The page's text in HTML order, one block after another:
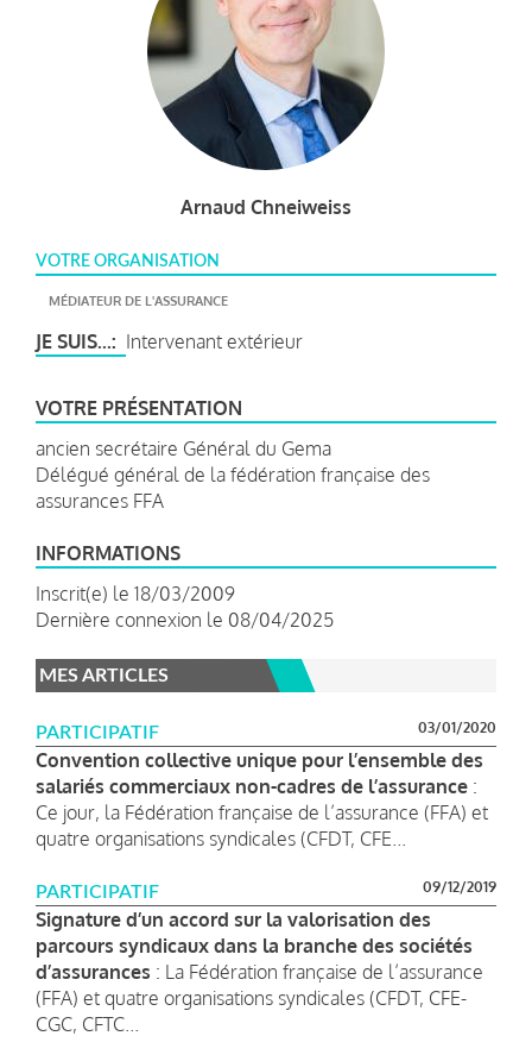
Arnaud Chneiweiss
VOTRE ORGANISATION
MÉDIATEUR DE L'ASSURANCE
JE SUIS... Intervenant extérieur
VOTRE PRÉSENTATION
ancien secrétaire Général du Gema
Délégué général de la fédération française des
assurances FFA
INFORMATIONS
Inscrit(e) le 18/03/2009
Dernière connexion le 08/04/2025
MES ARTICLES
PARTICIPATIF 03/01/2020
Convention collective unique pour l’ensemble des
salariés commerciaux non-cadres de l’assurance :
Ce jour, la Fédération française de l’assurance (FFA) et
quatre organisations syndicales (CFDT, CFE...
PARTICIPATIF 09/12/2019
Signature d’un accord sur la valorisation des
parcours syndicaux dans la branche des sociétés
d’assurances : La Fédération française de l’assurance
(FFA) et quatre organisations syndicales (CFDT, CFE-
CGC, CFTC...